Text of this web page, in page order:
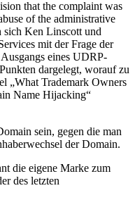
that the complaint was
of the administrative
sich Ken Linscott und
mit der Frage der
eines UDRP-
dargelegt, worauf zu
„What Trademark Owners
Name Hijacking“
sein, gegen die man
der Domain.
die eigene Marke zum
des letzten